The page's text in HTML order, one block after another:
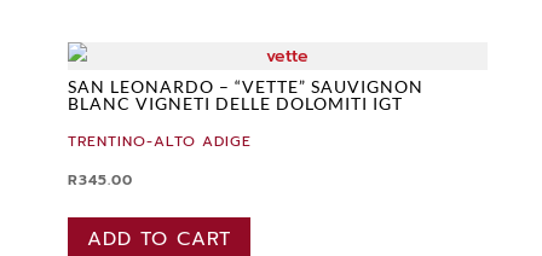
SAN LEONARDO – “VETTE” SAUVIGNON
BLANC VIGNETI DELLE DOLOMITI IGT
TRENTINO-ALTO ADIGE
R345.00
ADD TO CART